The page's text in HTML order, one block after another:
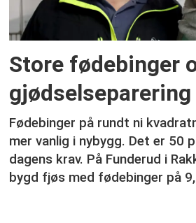
Store fødebinger
gjødselseparering
Fødebinger på rundt ni
mer vanlig i nybygg. Det er 50
dagens krav. På Funderud i
bygd fjøs med fødebinger på